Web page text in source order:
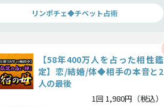
リンポチェ◆チベット占術
【58年400万人を占った相性鑑
定】恋/結婚/体◆相手の本音と2
人の最後
1回 1,980円（税込）